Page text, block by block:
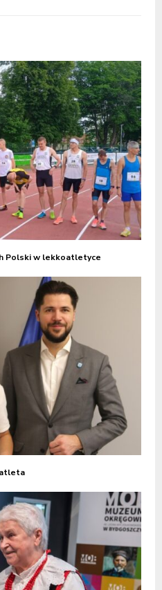
Polski w lekkoatletyce